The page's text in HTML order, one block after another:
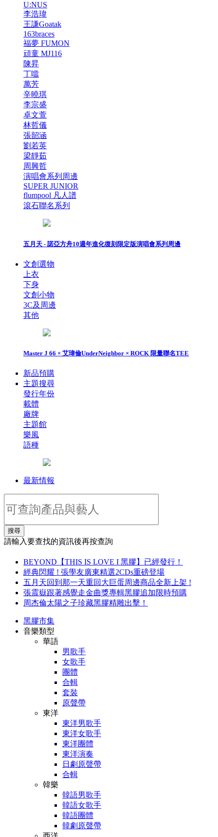
U:NUS
李浩瑋
王謙Goatak
163braces
福夢 FUMON
頑童 MJ116
陳昇
丁噹
萬芳
辛曉琪
李宗盛
卓文萱
林哲儀
張韶涵
劉若英
梁靜茹
周興哲
演唱會系列周邊
SUPER JUNIOR
flumpool 凡人譜
滾石聯名系列
五月天 - 諾亞方舟10週年進化復刻限定版演唱會系列周邊
文創選物
上衣
下身
文創小物
3C及周邊
其他
Master J 66 × 艾瑋倫UnderNeighbor × ROCK 限量聯名TEE
新品預購
主題搜尋
發行年份
載體
廠牌
主題館
樂風
語種
最新情報
搜尋
請輸入要查找的資訊後再按查詢
BEYOND【THIS IS LOVE I 黑膠】已經發行！
經典閃耀 ! 張學友廣東精選2CDs重磅登場
五月天回到那一天重回大巨蛋周邊商品全新上架 !
張震嶽跟著感覺走金曲獎專輯黑膠追加限時預購
周杰倫太陽之子珍藏黑膠精雕出擊！
黑膠市集
音樂類型
華語
男歌手
女歌手
團體
合輯
套裝
原聲帶
東洋
東洋男歌手
東洋女歌手
東洋團體
東洋演奏
日劇原聲帶
合輯
韓樂
韓語男歌手
韓語女歌手
韓語團體
韓劇原聲帶